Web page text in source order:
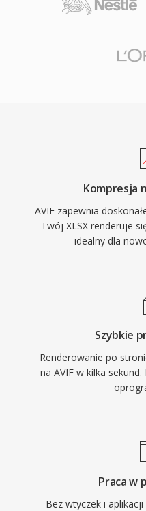
Kompresja
AVIF zapewnia
Twój XLSX renderuje
idealny dla
Szybkie
Renderowanie po
na AVIF w kilka
Praca w
Bez wtyczek i